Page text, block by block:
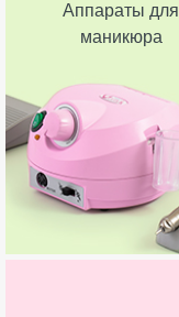
Аппараты для
маникюра